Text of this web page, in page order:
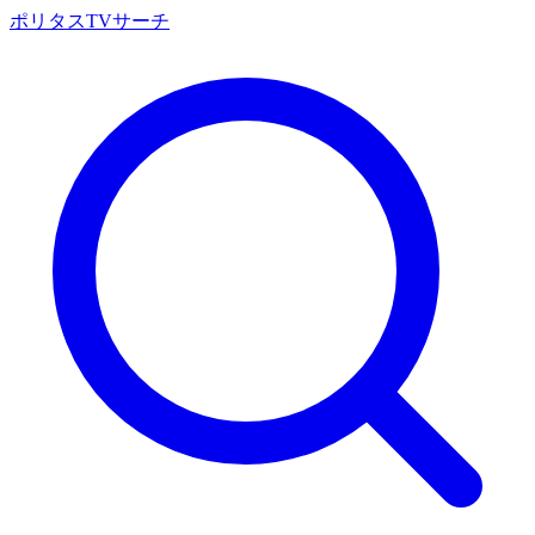
ポリタスTVサーチ